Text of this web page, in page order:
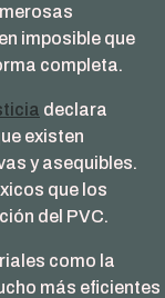
imposible que
completa.
declara
existen
y asequibles.
que los
del PVC.
como la
más eficientes